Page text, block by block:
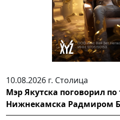
10.08.2026 г. Столица
Мэр Якутска поговорил
Нижнекамска Радмиром